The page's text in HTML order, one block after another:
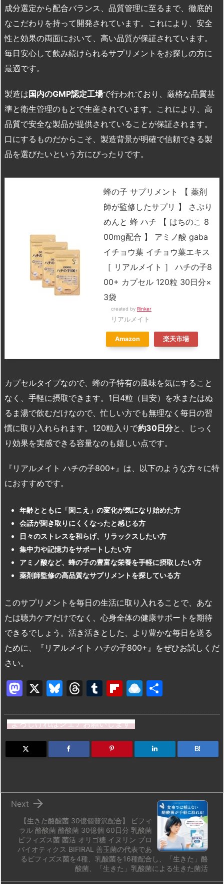
成分選定から配合バランス、品質管理に至るまで、徹底的
なこだわりを持って開発されています。これにより、安全
性と効果の両面において、高い品質が保証されています。
毎日安心して飲み続けられるサプリメントをお探しの方に
最適です。
製造は国内のGMP認定工場で行われており、厳格な品質基
準と衛生管理のもとで生産されています。これにより、高
品質で安全な製品が提供されていることが保証されます。
口にするものだからこそ、製造背景が明確で信頼できる製
品を選びたいという方にぴったりです。
蜂の子 サプリメント 【 薬剤
師が監修したサプリ 】 さぷり
めんと 蜂 ハチ 【 はちのこ 8
00mg配合 】 アミノ酸 gaba
イチョウ葉 イチョウ葉エキス
［ リアルメイト ］ ハチの子8
00+ カプセル 120粒 30日分×
3袋
created by Rinker
リアルメイト
Amazon 楽天市場
カプセルタイプなので、蜂の子特有の風味を気にすること
なく、手軽に摂取できます。1日4粒（目安）を水またはぬ
るま湯で飲むだけなので、忙しい方でも無理なく毎日の習
慣に取り入れられます。120粒入りで約30日分と、じっく
り効果を実感できる容量なのも嬉しい点です。
『リアルメイト ハチの子800+』は、以下のような方々に特
におすすめです。
年齢とともに「聞こえ」の変化が気になり始めた方
会話が聞き取りにくくなったと感じる方
日々のストレスを和らげ、リラックスしたい方
集中力や記憶力をサポートしたい方
アミノ酸など、蜂の子の豊富な栄養を手軽に摂取したい方
薬剤師監修の高品質なサプリメントを探している方
このサプリメントを毎日の生活に取り入れることで、あな
たは聴力ケアだけでなく、心身全体の健康サポートを期待
できるでしょう。活き活きとした、より豊かな毎日を送る
ために、『リアルメイト ハチの子800+』をぜひお試しくだ
さい。
M
st
o
d
X
Bl
e
s
k
T
e
a
d
T
m
bl
r
Fl
b
o
ar
R
n
dr
o
よろしければシェアお願いします
B!
【生きた酪酸菌 30億個贅沢配合】 ビフィ
ラル 酪酸菌 酪酸菌 30億個 60日分 乳酸菌
ビフィズス菌 菌活 オリゴ糖 イヌリン プロ
バイオティクス BIFIRAL 善玉菌の代表であ
るビフィズス菌を4種、乳酸菌を16種配合し、「生きた」酪
酸菌、「生きた」乳酸菌による生きた菌活

Next